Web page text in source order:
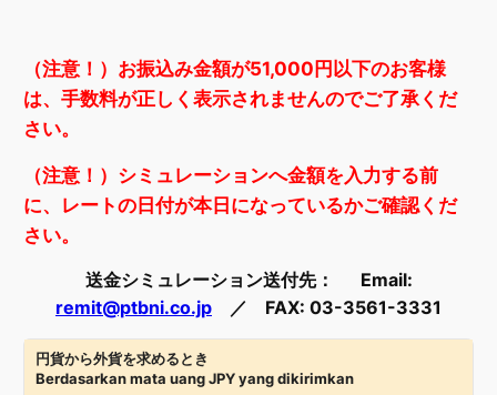
（注意！）お振込み金額が51,000円以下のお客様
は、手数料が正しく表示されませんのでご了承くだ
さい。
（注意！）シミュレーションへ金額を入力する前
に、レートの日付が本日になっているかご確認くだ
さい。
送金シミュレーション送付先： Email:
remit@ptbni.co.jp ／ FAX: 03-3561-3331
円貨から外貨を求めるとき
Berdasarkan mata uang JPY yang dikirimkan